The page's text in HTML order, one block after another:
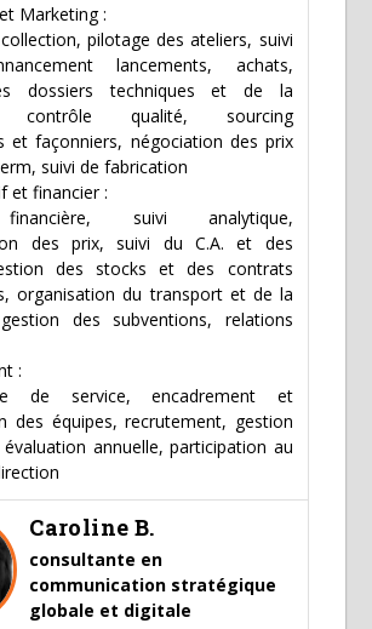
Marketing :
pilotage des ateliers, suivi
lancements, achats,
dossiers techniques et de la
contrôle qualité, sourcing
et façonniers, négociation des prix
suivi de fabrication
et financier :
suivi analytique,
des prix, suivi du C.A. et des
des stocks et des contrats
organisation du transport et de la
des subventions, relations
:
de service, encadrement et
des équipes, recrutement, gestion
annuelle, participation au
Caroline B.
consultante en
communication stratégique
globale et digitale